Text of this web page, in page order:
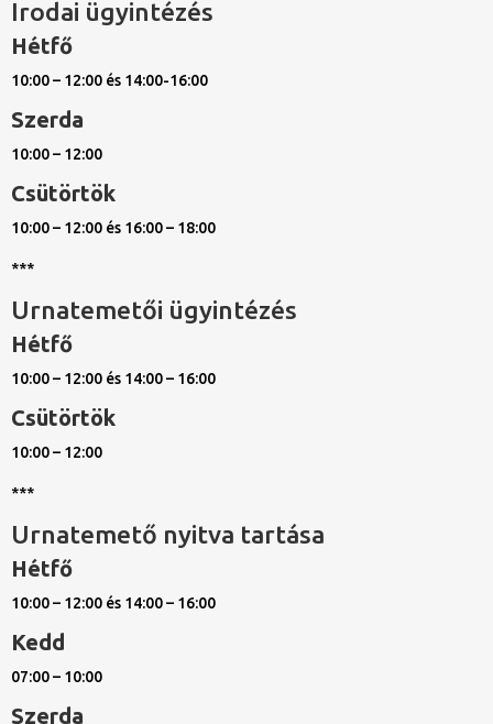
Irodai ügyintézés
Hétfő
10:00 – 12:00 és 14:00-16:00
Szerda
10:00 – 12:00
Csütörtök
10:00 – 12:00 és 16:00 – 18:00
***
Urnatemetői ügyintézés
Hétfő
10:00 – 12:00 és 14:00 – 16:00
Csütörtök
10:00 – 12:00
***
Urnatemető nyitva tartása
Hétfő
10:00 – 12:00 és 14:00 – 16:00
Kedd
07:00 – 10:00
Szerda